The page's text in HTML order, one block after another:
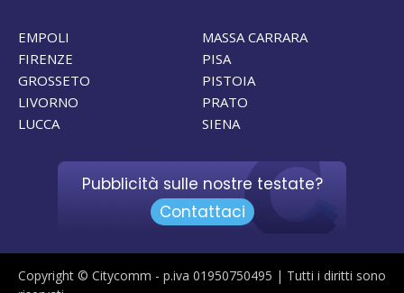
EMPOLI
FIRENZE
GROSSETO
LIVORNO
LUCCA
MASSA CARRARA
PISA
PISTOIA
PRATO
SIENA
Pubblicità sulle nostre testate?
Contattaci
Copyright © Citycomm - p.iva 01950750495 | Tutti i diritti sono